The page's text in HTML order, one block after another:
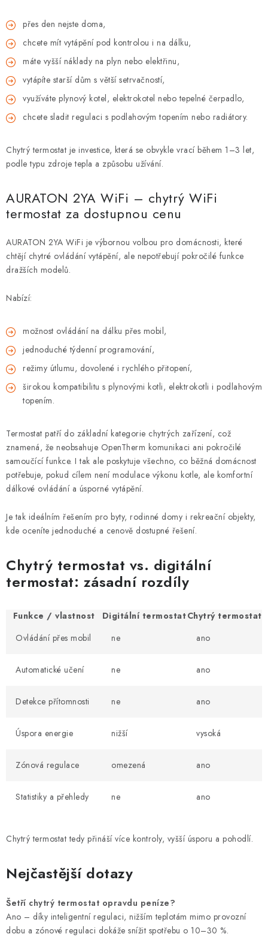
přes den nejste doma,
chcete mít vytápění pod kontrolou i na dálku,
máte vyšší náklady na plyn nebo elektřinu,
vytápíte starší dům s větší setrvačností,
využíváte plynový kotel, elektrokotel nebo tepelné čerpadlo,
chcete sladit regulaci s podlahovým topením nebo radiátory.
Chytrý termostat je investice, která se obvykle vrací během 1–3 let,
podle typu zdroje tepla a způsobu užívání.
AURATON 2YA WiFi – chytrý WiFi
termostat za dostupnou cenu
AURATON 2YA WiFi je výbornou volbou pro domácnosti, které
chtějí chytré ovládání vytápění, ale nepotřebují pokročilé funkce
dražších modelů.
Nabízí:
možnost ovládání na dálku přes mobil,
jednoduché týdenní programování,
režimy útlumu, dovolené i rychlého přitopení,
širokou kompatibilitu s plynovými kotli, elektrokotli i podlahovým
topením.
Termostat patří do základní kategorie chytrých zařízení, což
znamená, že neobsahuje OpenTherm komunikaci ani pokročilé
samoučící funkce. I tak ale poskytuje všechno, co běžná domácnost
potřebuje, pokud cílem není modulace výkonu kotle, ale komfortní
dálkové ovládání a úsporné vytápění.
Je tak ideálním řešením pro byty, rodinné domy i rekreační objekty,
kde oceníte jednoduché a cenově dostupné řešení.
Chytrý termostat vs. digitální
termostat: zásadní rozdíly
Funkce / vlastnost Digitální termostatChytrý termostat
Ovládání přes mobil
ne ano
Automatické učení ne ano
Detekce přítomnosti ne ano
Úspora energie nižší vysoká
Zónová regulace omezená ano
Statistiky a přehledy ne ano
Chytrý termostat tedy přináší více kontroly, vyšší úsporu a pohodlí.
Nejčastější dotazy
Šetří chytrý termostat opravdu peníze?
Ano – díky inteligentní regulaci, nižším teplotám mimo provozní
dobu a zónové regulaci dokáže snížit spotřebu o 10–30 %.